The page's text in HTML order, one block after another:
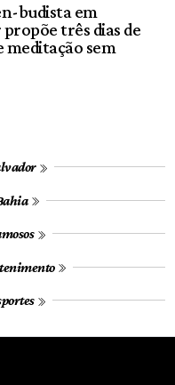
budista em
propõe três dias de
meditação sem